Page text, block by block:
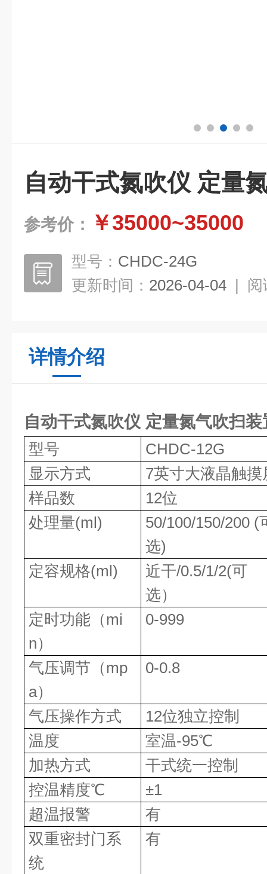
自动干式氮吹仪 定量
参考价： ￥35000~35000
型号： CHDC-24G
更新时间： 2026-04-04 | 阅
详情介绍
自动干式氮吹仪 定量氮气吹扫装
型号
CHDC-12G
显示方式
7英寸大液晶触摸
样品数
12位
处理量(ml)
50/100/150/200 (
选)
定容规格(ml)
近干/0.5/1/2(可
选）
定时功能（mi
n）
0-999
气压调节（mp
a）
0-0.8
气压操作方式
12位独立控制
温度
室温-95℃
加热方式
干式统一控制
控温精度℃
±1
超温报警
有
双重密封门系
统
有